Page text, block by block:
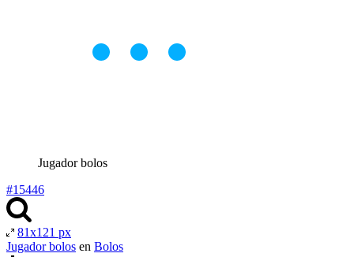
Jugador bolos
#15446
81x121 px
Jugador bolos en Bolos